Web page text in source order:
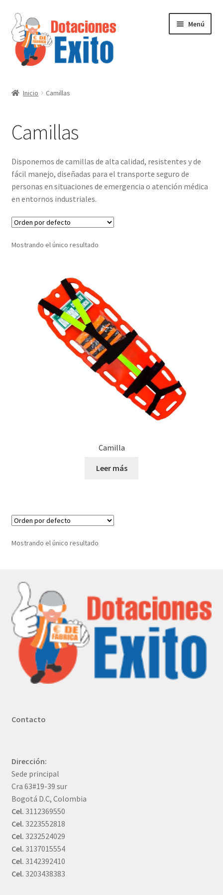
Ir
a
la
navegación
Ir
al
contenido
Menú
Contactenos
Inicio Camillas
Camillas
Disponemos de camillas de alta calidad, resistentes y de
fácil manejo, diseñadas para el transporte seguro de
personas en situaciones de emergencia o atención médica
en entornos industriales.
Mostrando el único resultado
Camilla
Leer más
Mostrando el único resultado
Contacto
Dirección:
Sede principal
Cra 63#19-39 sur
Bogotá D.C, Colombia
Cel. 3112369550
Cel. 3223552818
Cel. 3232524029
Cel. 3137015554
Cel. 3142392410
Cel. 3203438383